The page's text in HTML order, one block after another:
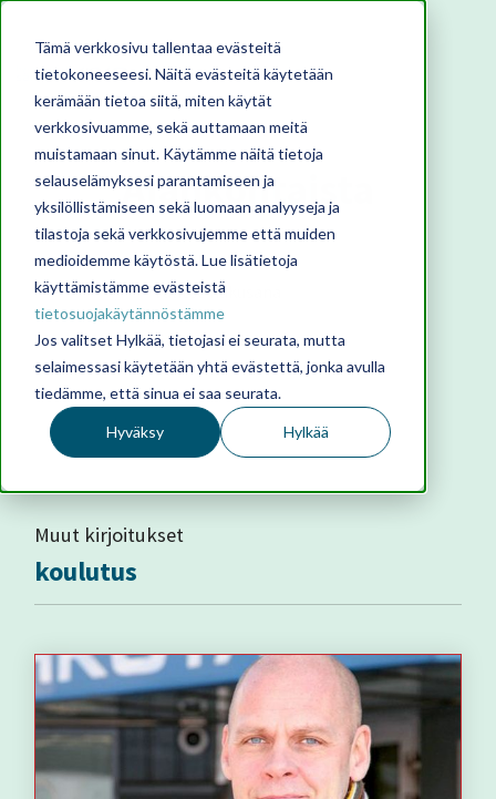
Tämä verkkosivu tallentaa evästeitä
tietokoneeseesi. Näitä evästeitä käytetään
kerämään tietoa siitä, miten käytät
verkkosivuamme, sekä auttamaan meitä
muistamaan sinut. Käytämme näitä tietoja
selauselämyksesi parantamiseen ja
yksilöllistämiseen sekä luomaan analyyseja ja
tilastoja sekä verkkosivujemme että muiden
medioidemme käytöstä. Lue lisätietoja
käyttämistämme evästeistä
tietosuojakäytännöstämme
Jos valitset Hylkää, tietojasi ei seurata, mutta
selaimessasi käytetään yhtä evästettä, jonka avulla
tiedämme, että sinua ei saa seurata.
Hyväksy Hylkää
Ajankohtaista
Muut kirjoitukset
koulutus